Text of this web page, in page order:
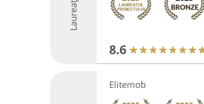
Laureați
8.6
Elitemob